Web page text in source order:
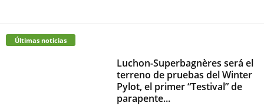
Últimas noticias
Luchon-Superbagnères será el
terreno de pruebas del Winter
Pylot, el primer “Testival” de
parapente...